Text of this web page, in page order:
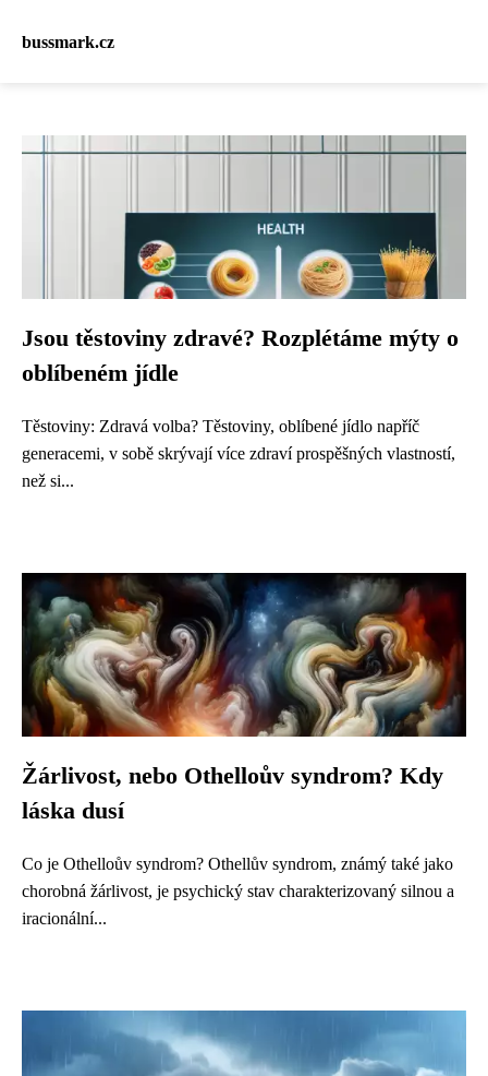
bussmark.cz
Jsou těstoviny zdravé? Rozplétáme mýty o
oblíbeném jídle
Těstoviny: Zdravá volba? Těstoviny, oblíbené jídlo napříč
generacemi, v sobě skrývají více zdraví prospěšných vlastností,
než si...
Žárlivost, nebo Othelloův syndrom? Kdy
láska dusí
Co je Othelloův syndrom? Othellův syndrom, známý také jako
chorobná žárlivost, je psychický stav charakterizovaný silnou a
iracionální...